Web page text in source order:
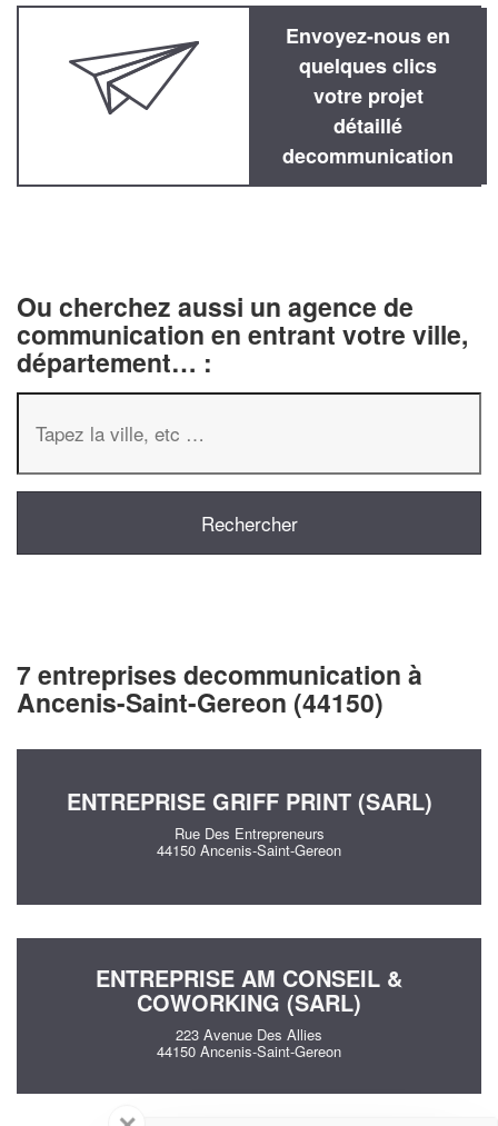
Envoyez-nous en
quelques clics
votre projet
détaillé
decommunication
Ou cherchez aussi un agence de
communication en entrant votre ville,
département… :
7 entreprises decommunication à
Ancenis-Saint-Gereon (44150)
ENTREPRISE GRIFF PRINT (SARL)
Rue Des Entrepreneurs
44150 Ancenis-Saint-Gereon
ENTREPRISE AM CONSEIL &
COWORKING (SARL)
223 Avenue Des Allies
44150 Ancenis-Saint-Gereon